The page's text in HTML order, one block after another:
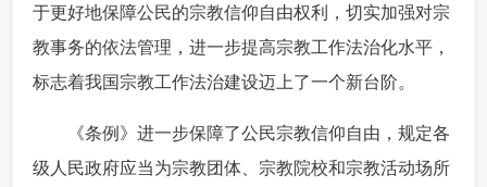
于更好地保障公民的宗教信仰自由权利，切实加强对宗
教事务的依法管理，进一步提高宗教工作法治化水平，
标志着我国宗教工作法治建设迈上了一个新台阶。
《条例》进一步保障了公民宗教信仰自由，规定各
级人民政府应当为宗教团体、宗教院校和宗教活动场所